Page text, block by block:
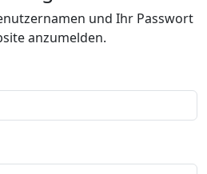
und Ihr Passwort
anzumelden.